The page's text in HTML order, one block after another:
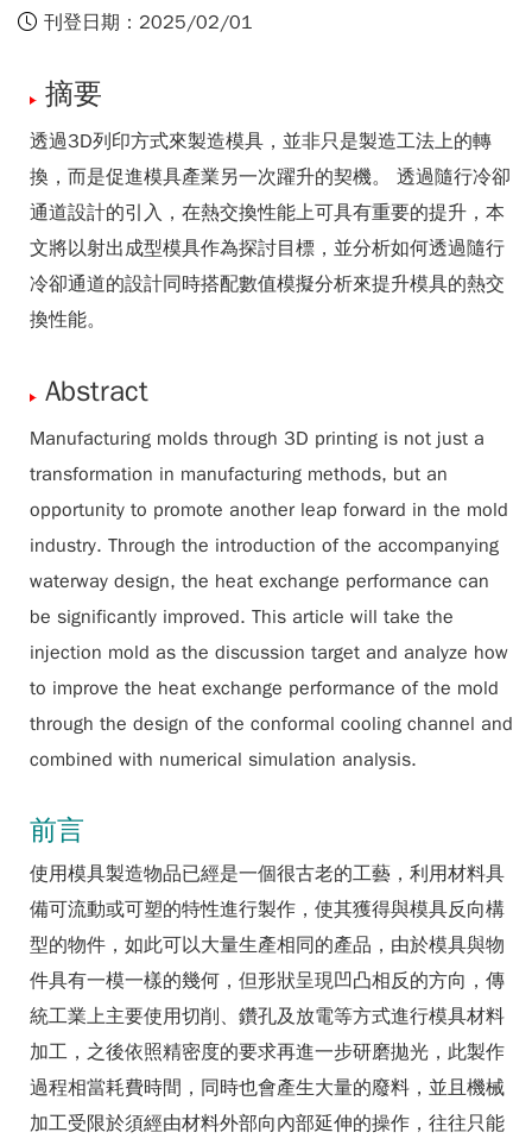
刊登日期：2025/02/01
摘要
透過3D列印方式來製造模具，並非只是製造工法上的轉
換，而是促進模具產業另一次躍升的契機。 透過隨行冷卻
通道設計的引入，在熱交換性能上可具有重要的提升，本
文將以射出成型模具作為探討目標，並分析如何透過隨行
冷卻通道的設計同時搭配數值模擬分析來提升模具的熱交
換性能。
Abstract
Manufacturing molds through 3D printing is not just a
transformation in manufacturing methods, but an
opportunity to promote another leap forward in the mold
industry. Through the introduction of the accompanying
waterway design, the heat exchange performance can
be significantly improved. This article will take the
injection mold as the discussion target and analyze how
to improve the heat exchange performance of the mold
through the design of the conformal cooling channel and
combined with numerical simulation analysis.
前言
使用模具製造物品已經是一個很古老的工藝，利用材料具
備可流動或可塑的特性進行製作，使其獲得與模具反向構
型的物件，如此可以大量生產相同的產品，由於模具與物
件具有一模一樣的幾何，但形狀呈現凹凸相反的方向，傳
統工業上主要使用切削、鑽孔及放電等方式進行模具材料
加工，之後依照精密度的要求再進一步研磨拋光，此製作
過程相當耗費時間，同時也會產生大量的廢料，並且機械
加工受限於須經由材料外部向內部延伸的操作，往往只能